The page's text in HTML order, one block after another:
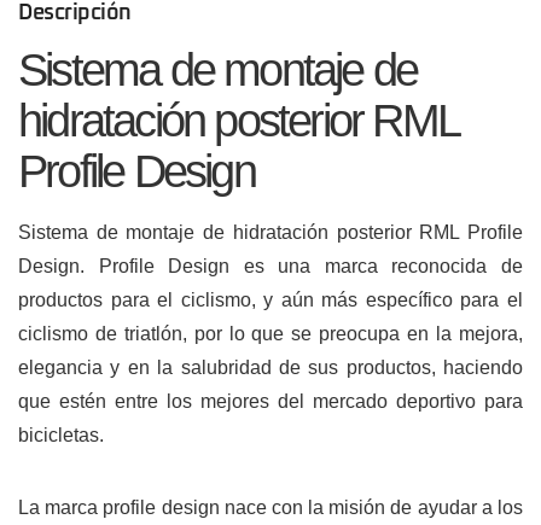
Descripción
Sistema de montaje de
hidratación posterior RML
Profile Design
Sistema de montaje de hidratación posterior RML Profile
Design. Profile Design es una marca reconocida de
productos para el ciclismo, y aún más específico para el
ciclismo de triatlón, por lo que se preocupa en la mejora,
elegancia y en la salubridad de sus productos, haciendo
que estén entre los mejores del mercado deportivo para
bicicletas.
La marca profile design nace con la misión de ayudar a los